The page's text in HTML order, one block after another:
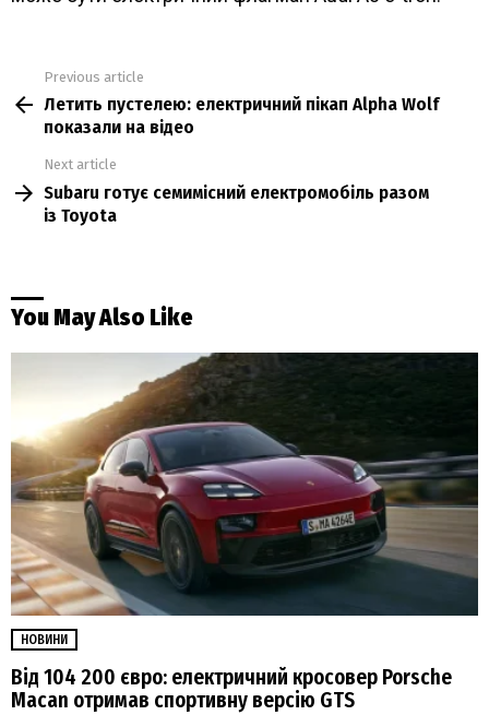
more
Previous article
Летить пустелею: електричний пікап Alpha Wolf
показали на відео
Next article
Subaru готує семимісний електромобіль разом
із Toyota
You May Also Like
НОВИНИ
Від 104 200 євро: електричний кросовер Porsche
Macan отримав спортивну версію GTS